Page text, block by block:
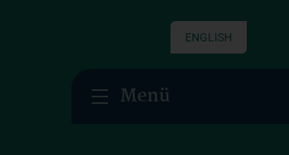
ENGLISH
Menü